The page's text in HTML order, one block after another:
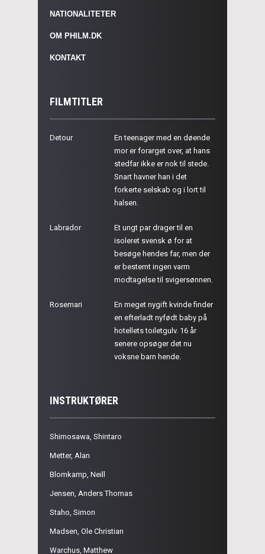
NATIONALITETER
OM PHILM.DK
KONTAKT
FILMTITLER
Detour
En teenager med en døende
mor er forarget over, at hans
stedfar ikke er nok til stede.
Snart havner han i det
forkerte selskab og i lort til
halsen.
Labrador
Et ungt par drager til en
isoleret svensk ø for at
besøge hendes far, men der
er bestemt ingen varm
modtagelse til svigersønnen.
Rosemari
En meget nygift kvinde finder
en efterladt nyfødt baby på
hotellets toiletgulv. 16 år
senere opsøger det nu
voksne barn hende.
INSTRUKTØRER
Shimosawa, Shintaro
Metter, Alan
Blomkamp, Neill
Jensen, Anders Thomas
Staho, Simon
Madsen, Ole Christian
Warchus, Matthew